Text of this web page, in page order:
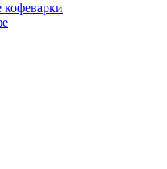
кофеварки